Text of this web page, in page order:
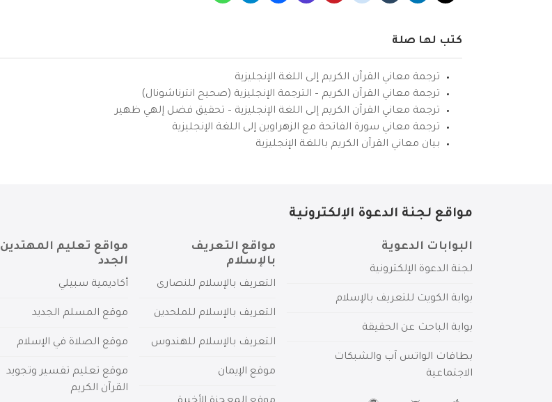
كتب لها صلة
ترجمة معاني القرآن الكريم إلى اللغة الإنجليزية
ترجمة معاني القرآن الكريم – الترجمة الإنجليزية (صحيح انترناشونال)
ترجمة معاني القرآن الكريم إلى اللغة الإنجليزية – تحقيق فضل إلهي ظهير
ترجمة معاني سورة الفاتحة مع الزهراوين إلى اللغة الإنجليزية
بيان معاني القرآن الكريم باللغة الإنجليزية
مواقع لجنة الدعوة الإلكترونية
البوابات الدعوية
لجنة الدعوة الإلكترونية
بوابة الكويت للتعريف بالإسلام
بوابة الباحث عن الحقيقة
بطاقات الواتس آب والشبكات
الاجتماعية
مواقع التعريف
بالإسلام
التعريف بالإسلام للنصارى
التعريف بالإسلام للملحدين
التعريف بالإسلام للهندوس
موقع الإيمان
مواقع تعليم المهتدين
الجدد
أكاديمية سبيلي
موقع المسلم الجديد
موقع الصلاة في الإسلام
موقع تعليم تفسير وتجويد
القرآن الكريم